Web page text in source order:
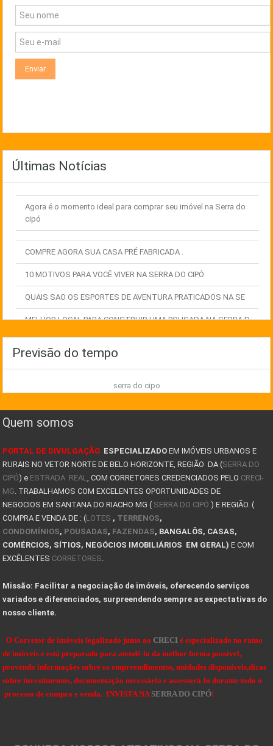
Últimas Notícias
Agora é o momento ideal para comprar seu imóvel na Serra do
cipó
COMPRE AGORA SUA CASA PRÉ FABRICADA .
10 MOTIVOS PARA VOCÊ VIVER NA SERRA DO CIPÓ
QUAIS SAO OS ESPORTES DE AVENTURA PRATICADOS NA SE
MELHOR LOCAL PARA CONSTRUIR UMA POUSADA NA SERRA D
TIPOS DE CASAS PRÉ FABRICADAS
8 FATORES QUE LEVAM UMA PESSOA A COMPRAR UM IMÓVEL
AVALIAÇÃO DE IMÓVEIS NA SERRA DO CIPÓ
Descubra a magia do inverno na Serra do Cipó !
COMO COMPRAR UM IMÓVEL DE LEILÃO NA SERRA DO CIPÓ
CASAS PARA ALUGAR SERRA DO CIPÓ E LAPINHA
PLANTAS DE KITNET
10 Dicas de como projetar e construir sua casa de
VALE A PENA INVESTIR EM UM LOTE OU TERRENO?
Dicas de Como Fazer o Circuito Cicloturista da Se
SENSACIONAIS DICAS NA HORA DE COMPRAR UMA FAZENDA
DICAS PARA OBSERVAÇÃO DE AVES NA SERRA DO CIPÓ
Previsão do tempo
serra do cipo
Quem somos
PORTAL DE DIVULGAÇÃO ESPECIALIZADO EM IMÓVEIS URBANOS E
RURAIS NO VETOR NORTE DE BELO HORIZONTE, REGIÃO DA (SERRA DO
CIPÓ) e ESTRADA REAL, COM CORRETORES CREDENCIADOS PELO CRECI-
MG. TRABALHAMOS COM EXCELENTES OPORTUNIDADES DE
NEGOCIOS EM SANTANA DO RIACHO MG ( SERRA DO CIPÓ ) E REGIÃO. (
COMPRA E VENDA DE : (LOTES , TERRENOS,
CONDOMÍNIOS, POUSADAS, FAZENDAS, BANGALÔS, CASAS,
COMÉRCIOS, SÍTIOS, NEGÓCIOS IMOBILIÁRIOS EM GERAL) E COM
EXCÊLENTES CORRETORES.
Missão: Facilitar a negociação de imóveis, oferecendo serviços
variados e diferenciados, surpreendendo sempre as expectativas do
nosso cliente.
O Corretor de imóveis legalizado junto ao CRECI é especializado no ramo
de imóveis e está preparado para atendê-lo da melhor forma possível,
provendo informações sobre os empreendimentos, unidades disponíveis,dicas
sobre investimentos, documentação necessária e assessorá-lo durante todo o
processo de compra e venda. INVISTA NASERRA DO CIPÓ!